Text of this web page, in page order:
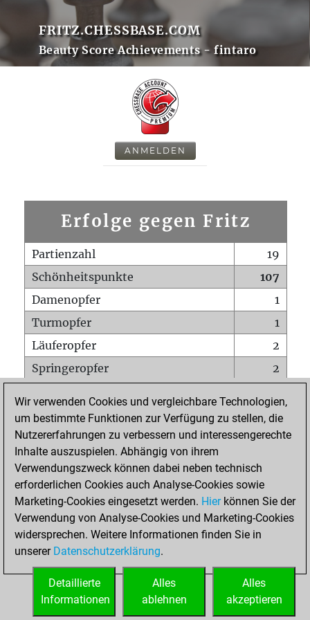
FRITZ.CHESSBASE.COM
Beauty Score Achievements - fintaro
ANMELDEN
Erfolge gegen Fritz
Partienzahl
19
Schönheitspunkte
107
Damenopfer
1
Turmopfer
1
Läuferopfer
2
Springeropfer
2
Matt auf vollem Brett
0
Bauer setzt Matt
0
Erstickte Matts
Unterverwandlungen
Türme auf der siebten
1
STARTSEITE
Wir verwenden Cookies und vergleichbare Technologien,
um bestimmte Funktionen zur Verfügung zu stellen, die
Nutzererfahrungen zu verbessern und interessengerechte
Inhalte auszuspielen. Abhängig von ihrem
Verwendungszweck können dabei neben technisch
erforderlichen Cookies auch Analyse-Cookies sowie
Marketing-Cookies eingesetzt werden. Hierkönnen Sie der
Verwendung von Analyse-Cookies und Marketing-Cookies
widersprechen. Weitere Informationen finden Sie in
unserer Datenschutzerklärung.
Alles
akzeptieren
Alles
ablehnen
Detaillierte
Informationen